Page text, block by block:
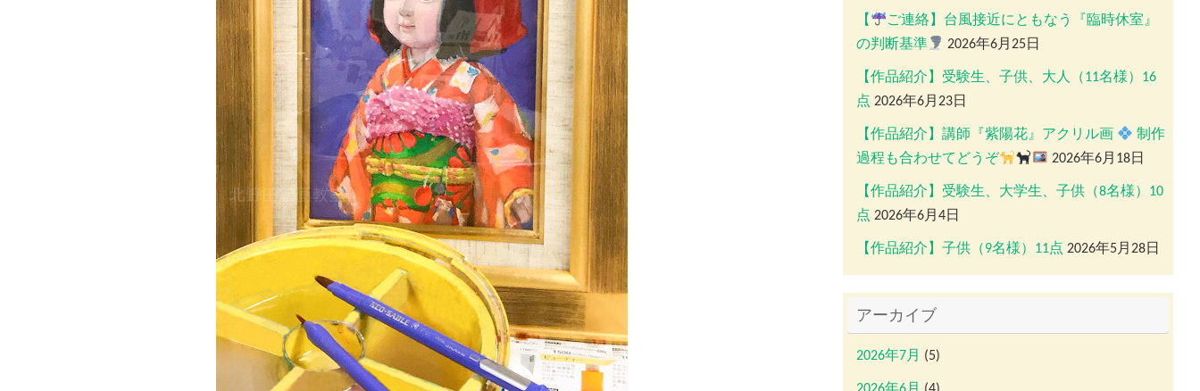
【
ご連絡】台風接近にともなう『臨時休室』
の判断基準
2026年6月25日
【作品紹介】受験生、子供、大人（11名様）16
点 2026年6月23日
【作品紹介】講師『紫陽花』アクリル画
制作
過程も合わせてどうぞ
2026年6月18日
【作品紹介】受験生、大学生、子供（8名様）10
点 2026年6月4日
【作品紹介】子供（9名様）11点 2026年5月28日
アーカイブ
2026年7月 (5)